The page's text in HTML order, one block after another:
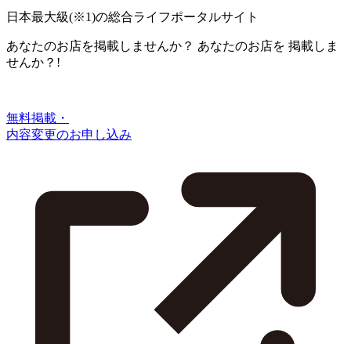
日本最大級(※1)の総合ライフポータルサイト
あなたのお店を掲載しませんか？ あなたのお店を 掲載しま
せんか？!
無料掲載・
内容変更のお申し込み